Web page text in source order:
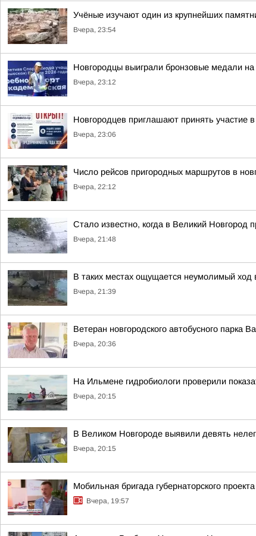
Учёные изучают один из крупнейших
Вчера, 23:54
Новгородцы выиграли бронзовые медали
Вчера, 23:12
Новгородцев приглашают принять участие
Вчера, 23:06
Число рейсов пригородных маршрутов в
Вчера, 22:12
Стало известно, когда в Великий Новгород
Вчера, 21:48
В таких местах ощущается неумолимый ход
Вчера, 21:39
Ветеран новгородского автобусного
Вчера, 20:36
На Ильмене гидробиологи проверили
Вчера, 20:15
В Великом Новгороде выявили девять
Вчера, 20:15
Мобильная бригада губернаторского
Вчера, 19:57